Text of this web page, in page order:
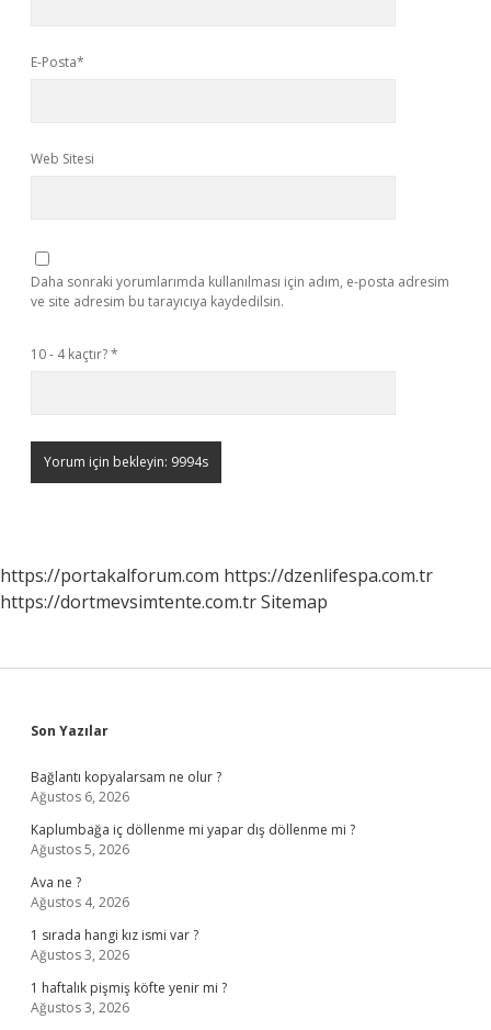
E-Posta*
Web Sitesi
Daha sonraki yorumlarımda kullanılması için adım, e-posta adresim
ve site adresim bu tarayıcıya kaydedilsin.
10 - 4 kaçtır?*
https://portakalforum.com https://dzenlifespa.com.tr
https://dortmevsimtente.com.trSitemap
Sidebar
Son Yazılar
Bağlantı kopyalarsam ne olur ?
Ağustos 6, 2026
Kaplumbağa iç döllenme mi yapar dış döllenme mi ?
Ağustos 5, 2026
Ava ne ?
Ağustos 4, 2026
1 sırada hangi kız ismi var ?
Ağustos 3, 2026
1 haftalık pişmiş köfte yenir mi ?
Ağustos 3, 2026